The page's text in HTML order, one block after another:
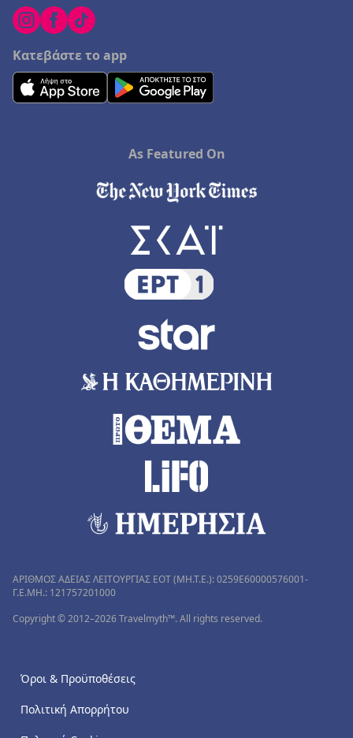
Κατεβάστε το app
As Featured On
ΑΡΙΘΜΟΣ ΑΔΕΙΑΣ ΛΕΙΤΟΥΡΓΙΑΣ ΕΟΤ (MH.T.E.): 0259Ε60000576001-
Γ.Ε.ΜΗ.: 121757201000
Copyright © 2012–2026 Travelmyth™. All rights reserved.
Όροι & Προϋποθέσεις
Πολιτική Απορρήτου